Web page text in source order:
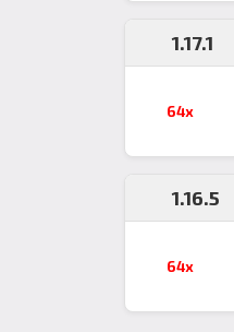
1.17.1
64x
1.16.5
64x